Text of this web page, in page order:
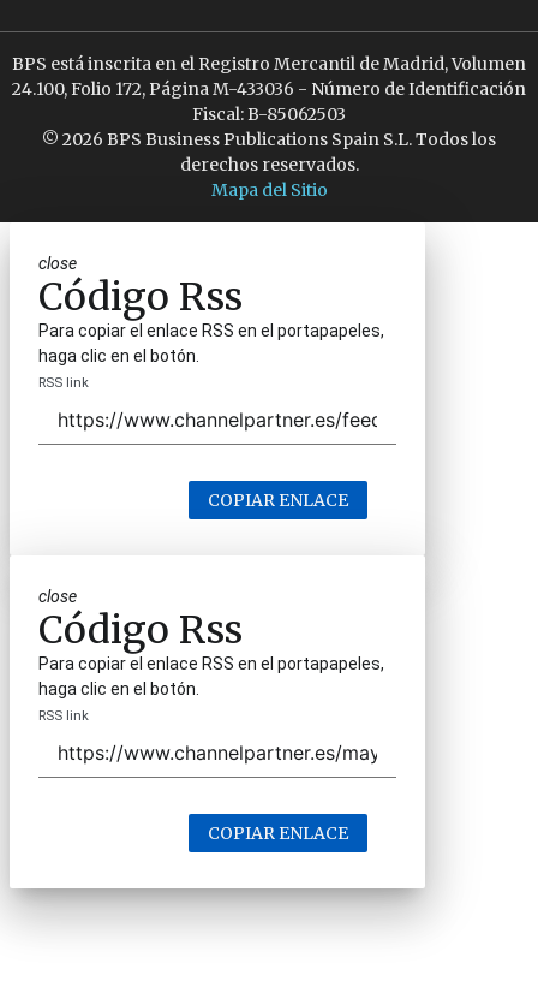
BPS está inscrita en el Registro Mercantil de Madrid, Volumen
24.100, Folio 172, Página M-433036 - Número de Identificación
Fiscal: B-85062503
© 2026 BPS Business Publications Spain S.L. Todos los
derechos reservados.
Mapa del Sitio
close
Código Rss
Para copiar el enlace RSS en el portapapeles,
haga clic en el botón.
RSS link
COPIAR ENLACE
close
Código Rss
Para copiar el enlace RSS en el portapapeles,
haga clic en el botón.
RSS link
COPIAR ENLACE